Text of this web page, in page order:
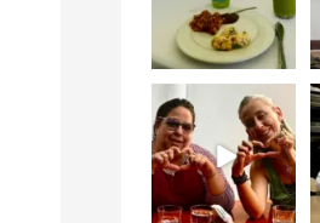
¡Qué desayuno tan
increíble en
@LasQuinceLetras!...
28 3